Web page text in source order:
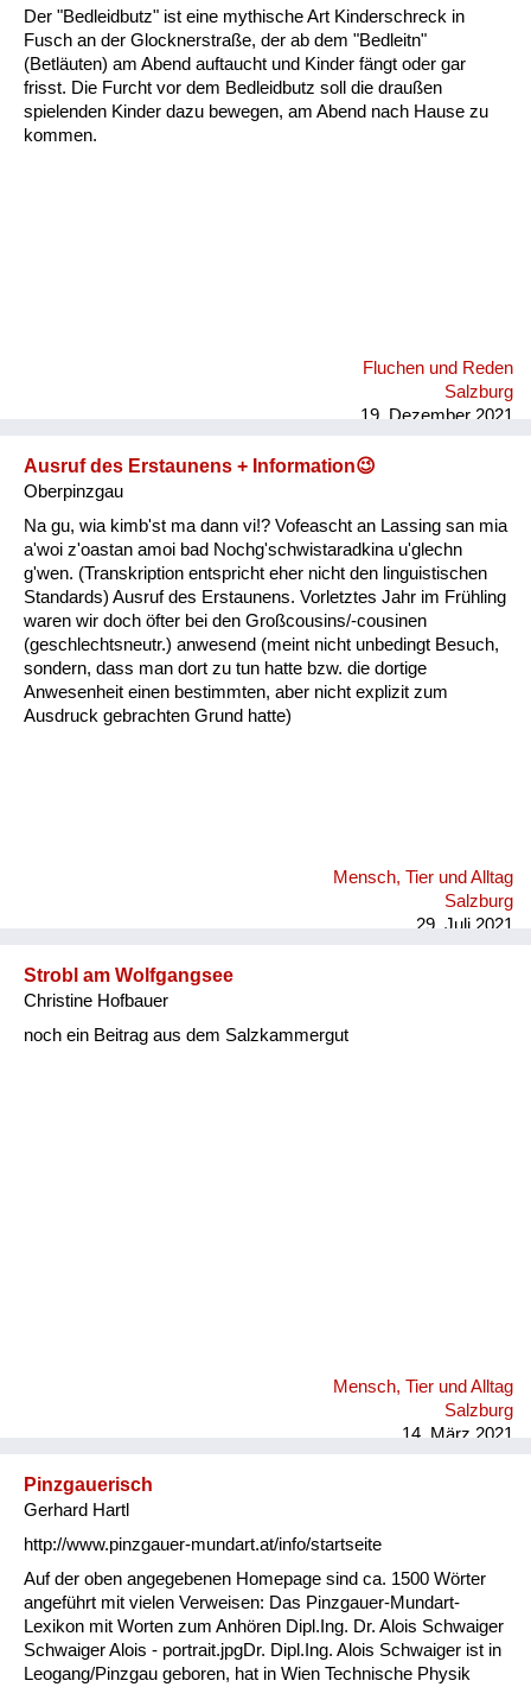
Der "Bedleidbutz" ist eine mythische Art Kinderschreck in
Fusch an der Glocknerstraße, der ab dem "Bedleitn"
(Betläuten) am Abend auftaucht und Kinder fängt oder gar
frisst. Die Furcht vor dem Bedleidbutz soll die draußen
spielenden Kinder dazu bewegen, am Abend nach Hause zu
kommen.
Fluchen und Reden
Salzburg
19. Dezember 2021
Ausruf des Erstaunens + Information😉
Oberpinzgau
Na gu, wia kimb'st ma dann vi!? Vofeascht an Lassing san mia
a'woi z'oastan amoi bad Nochg'schwistaradkina u'glechn
g'wen. (Transkription entspricht eher nicht den linguistischen
Standards) Ausruf des Erstaunens. Vorletztes Jahr im Frühling
waren wir doch öfter bei den Großcousins/-cousinen
(geschlechtsneutr.) anwesend (meint nicht unbedingt Besuch,
sondern, dass man dort zu tun hatte bzw. die dortige
Anwesenheit einen bestimmten, aber nicht explizit zum
Ausdruck gebrachten Grund hatte)
Mensch, Tier und Alltag
Salzburg
29. Juli 2021
Strobl am Wolfgangsee
Christine Hofbauer
noch ein Beitrag aus dem Salzkammergut
Mensch, Tier und Alltag
Salzburg
14. März 2021
Pinzgauerisch
Gerhard Hartl
http://www.pinzgauer-mundart.at/info/startseite
Auf der oben angegebenen Homepage sind ca. 1500 Wörter
angeführt mit vielen Verweisen: Das Pinzgauer-Mundart-
Lexikon mit Worten zum Anhören Dipl.Ing. Dr. Alois Schwaiger
Schwaiger Alois - portrait.jpgDr. Dipl.Ing. Alois Schwaiger ist in
Leogang/Pinzgau geboren, hat in Wien Technische Physik